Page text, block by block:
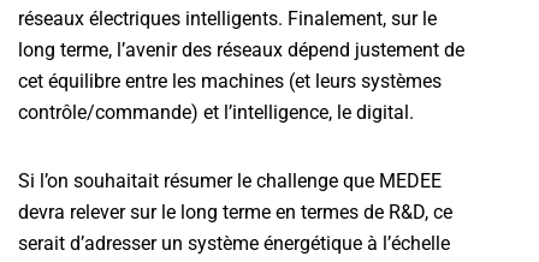
réseaux électriques intelligents. Finalement, sur le
long terme, l’avenir des réseaux dépend justement de
cet équilibre entre les machines (et leurs systèmes
contrôle/commande) et l’intelligence, le digital.
Si l’on souhaitait résumer le challenge que MEDEE
devra relever sur le long terme en termes de R&D, ce
serait d’adresser un système énergétique à l’échelle